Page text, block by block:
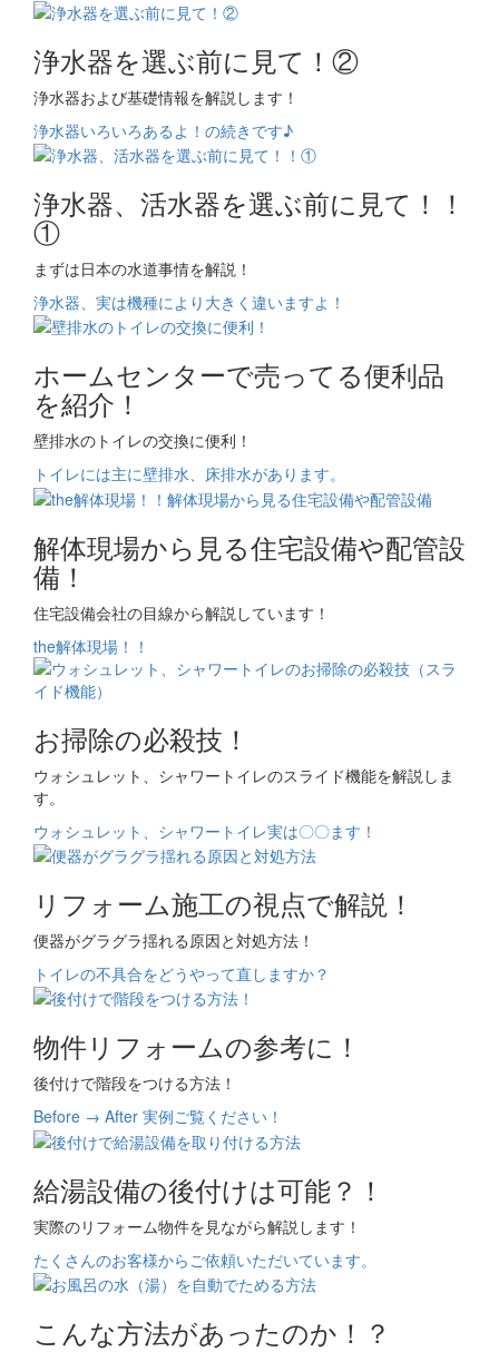
浄水器を選ぶ前に見て！②
浄水器および基礎情報を解説します！
浄水器いろいろあるよ！の続きです♪
浄水器、活水器を選ぶ前に見て！！
①
まずは日本の水道事情を解説！
浄水器、実は機種により大きく違いますよ！
ホームセンターで売ってる便利品
を紹介！
壁排水のトイレの交換に便利！
トイレには主に壁排水、床排水があります。
解体現場から見る住宅設備や配管設
備！
住宅設備会社の目線から解説しています！
the解体現場！！
お掃除の必殺技！
ウォシュレット、シャワートイレのスライド機能を解説しま
す。
ウォシュレット、シャワートイレ実は〇〇ます！
リフォーム施工の視点で解説！
便器がグラグラ揺れる原因と対処方法！
トイレの不具合をどうやって直しますか？
物件リフォームの参考に！
後付けで階段をつける方法！
Before → After 実例ご覧ください！
給湯設備の後付けは可能？！
実際のリフォーム物件を見ながら解説します！
たくさんのお客様からご依頼いただいています。
こんな方法があったのか！？